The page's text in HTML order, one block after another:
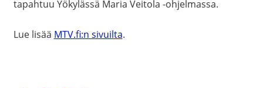
tapahtuu Yökylässä Maria Veitola -ohjelmassa.
Lue lisää MTV.fi:n sivuilta.